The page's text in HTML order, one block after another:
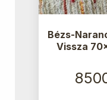
Bézs-
Vissza